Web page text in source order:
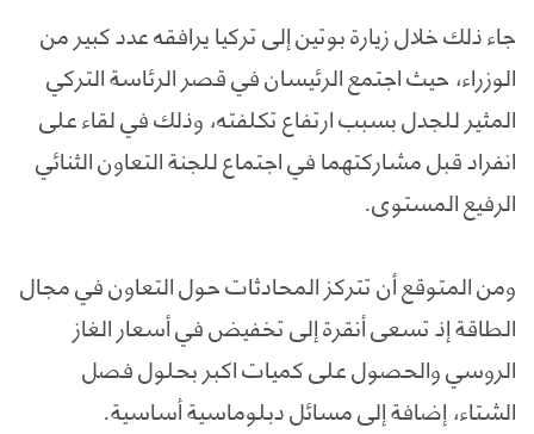
جاء ذلك خلال زيارة بوتين إلى تركيا يرافقه عدد كبير من
الوزراء، حيث اجتمع الرئيسان في قصر الرئاسة التركي
المثير للجدل بسبب ارتفاع تكلفته، وذلك في لقاء على
انفراد قبل مشاركتهما في اجتماع للجنة التعاون الثنائي
الرفيع المستوى.
ومن المتوقع أن تتركز المحادثات حول التعاون في مجال
الطاقة إذ تسعى أنقرة إلى تخفيض في أسعار الغاز
الروسي والحصول على كميات اكبر بحلول فصل
الشتاء، إضافة إلى مسائل دبلوماسية أساسية.